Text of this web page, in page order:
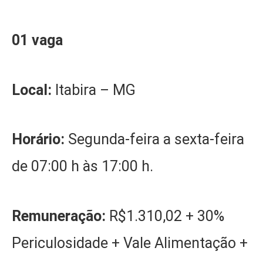
01 vaga
Local: Itabira – MG
Horário: Segunda-feira a sexta-feira
de 07:00 h às 17:00 h.
Remuneração: R$1.310,02 + 30%
Periculosidade + Vale Alimentação +